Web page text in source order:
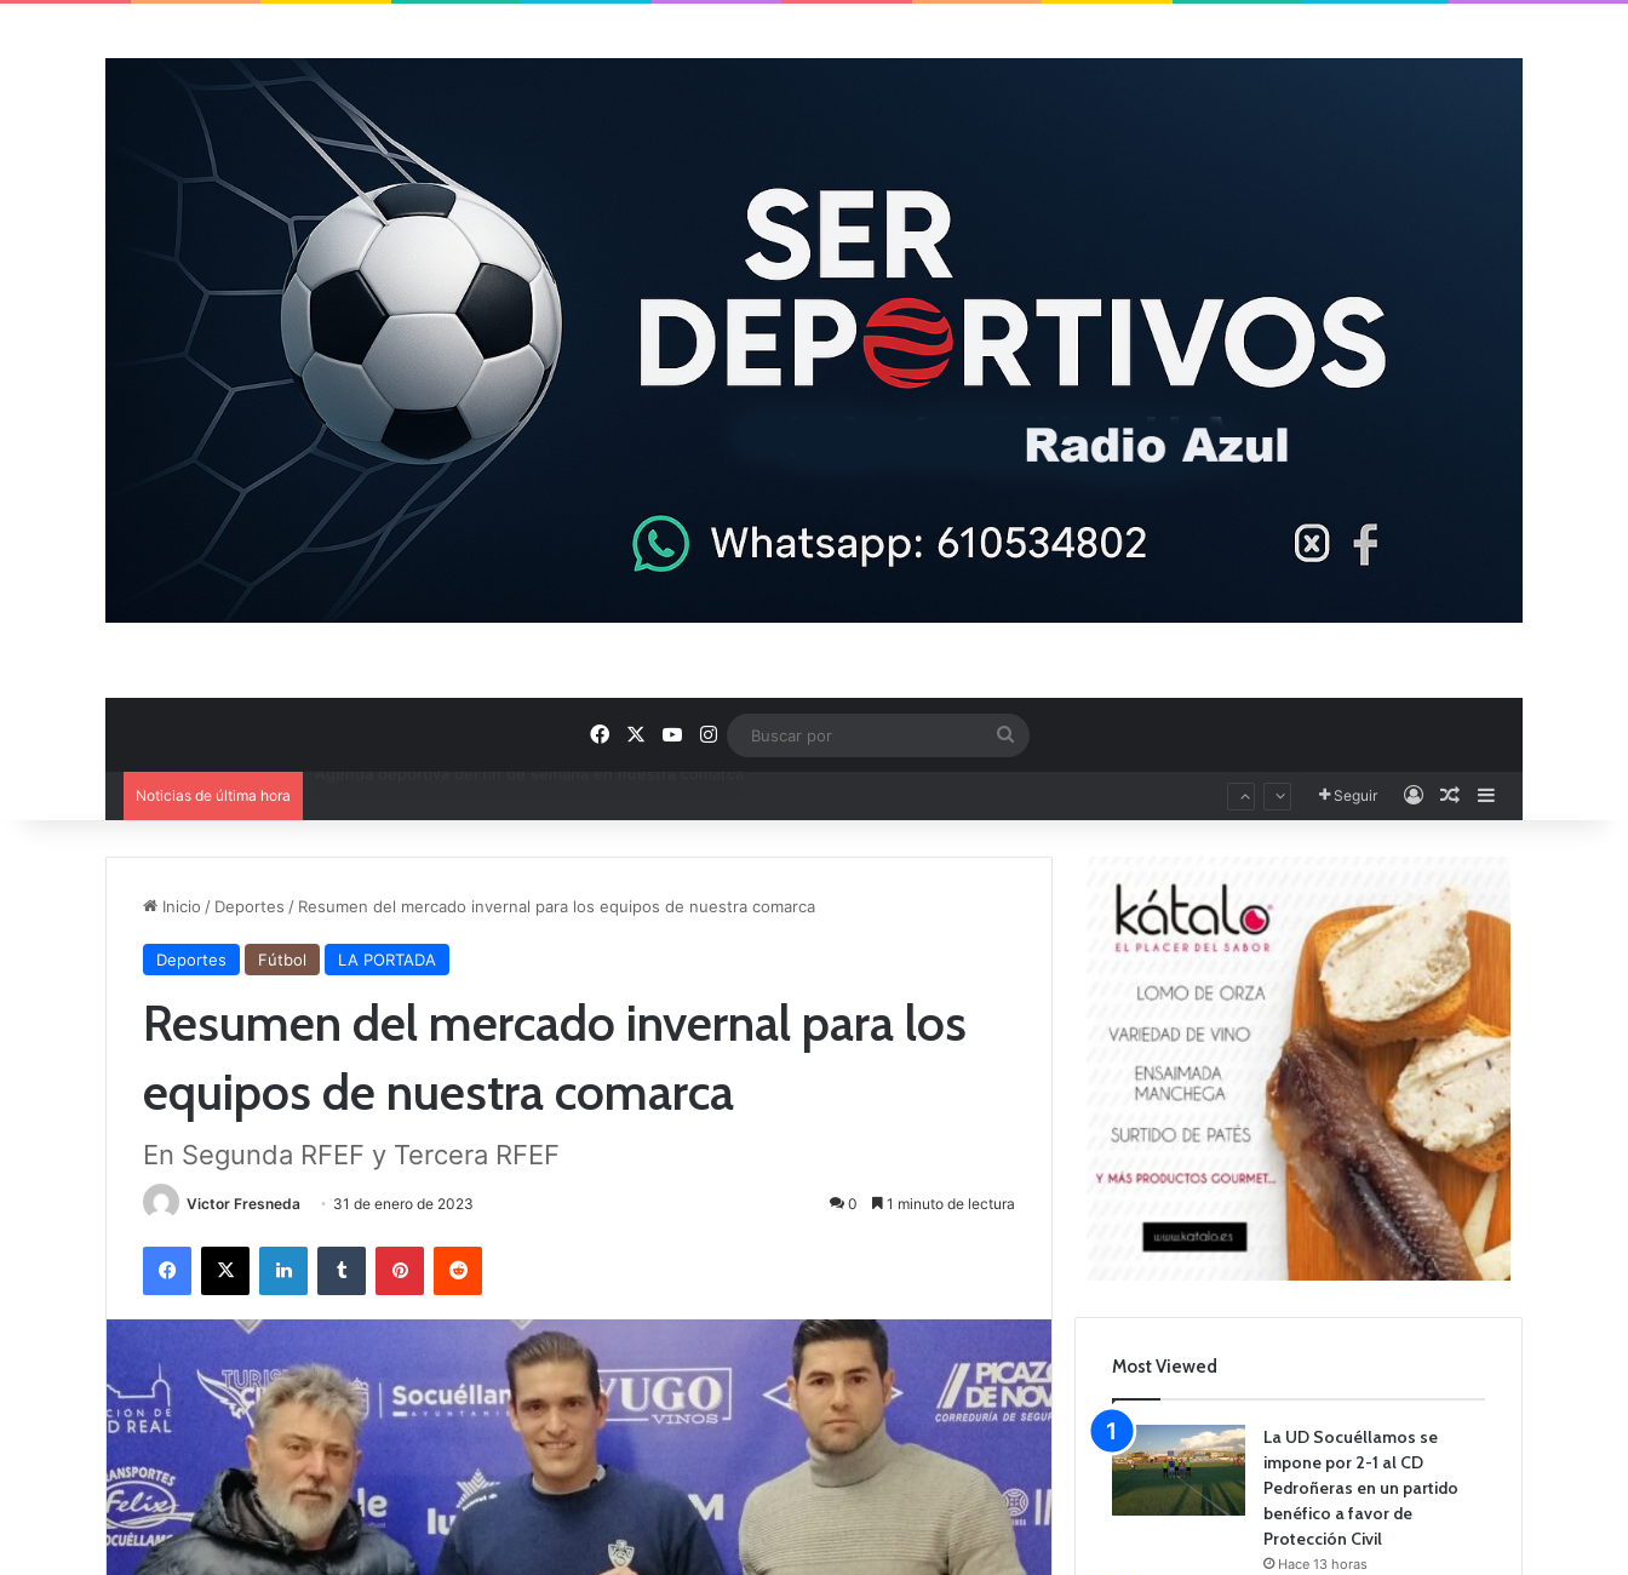
FacebookYouTube
Instagram
Noticias de última hora Seguir AccesoPublicación al
Inicio / Deportes / Resumen del mercado invernal para los equipos de nuestra comarca
Deportes Fútbol LA PORTADA
Resumen del mercado invernal para los
equipos de nuestra comarca
En Segunda RFEF y Tercera RFEF
Victor Fresneda 31 de enero de 2023 0 1 minuto de lectura
Most Viewed
La UD Socuéllamos se
impone por 2-1 al CD
Pedroñeras en un partido
benéfico a favor de
Protección Civil
Hace 13 horas